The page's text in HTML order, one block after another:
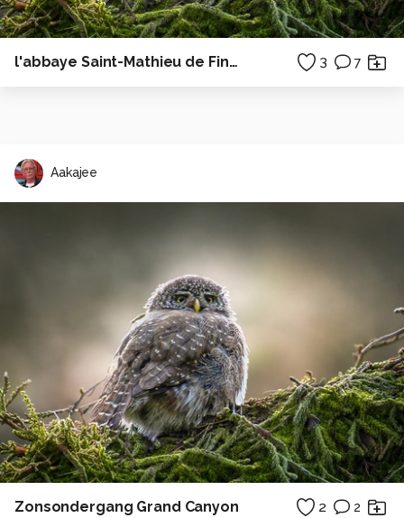
l'abbaye Saint-Mathieu de Fine-Terre et le phare - Bretagne 3 7
Aakajee
Zonsondergang Grand Canyon 2 2